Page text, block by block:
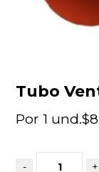
Tubo
$
Por 1 und.
- +